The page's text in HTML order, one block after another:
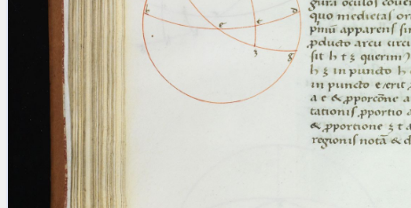
Resources
Licenses FAQ
Impressum
Privacy